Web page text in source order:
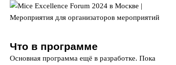
Что в программе
Основная программа ещё в разработке. Пока